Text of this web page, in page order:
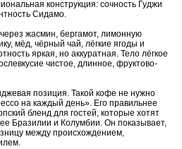
конструкция: сочность Гуджи
Сидамо.
жасмин, бергамот, лимонную
мёд, чёрный чай, лёгкие ягоды и
яркая, но аккуратная. Тело лёгкое
чистое, длинное, фруктово-
позиция. Такой кофе не нужно
на каждый день». Его правильнее
бленд для гостей, которые хотят
Бразилии и Колумбии. Он показывает,
между происхождением,